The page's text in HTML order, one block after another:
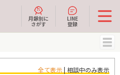
月齢別に
さがす
LINE
登録
MENU
全て表示| 相談中のみ表示